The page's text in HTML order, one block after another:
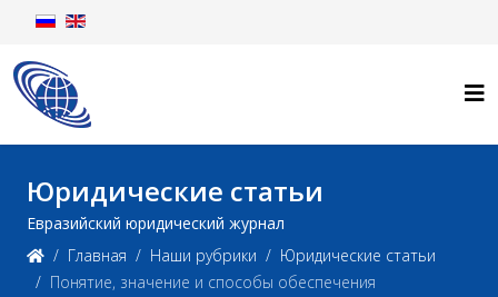
Юридические статьи
Евразийский юридический журнал
Главная
Наши рубрики
Юридические статьи
Понятие, значение и способы обеспечения